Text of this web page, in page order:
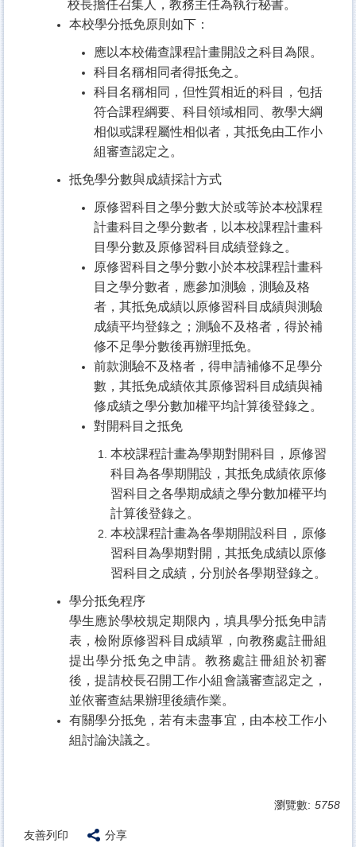
校長擔任召集人，教務主任為執行秘書。
本校學分抵免原則如下：
應以本校備查課程計畫開設之科目為限。
科目名稱相同者得抵免之。
科目名稱相同，但性質相近的科目，包括
符合課程綱要、科目領域相同、教學大綱
相似或課程屬性相似者，其抵免由工作小
組審查認定之。
抵免學分數與成績採計方式
原修習科目之學分數大於或等於本校課程
計畫科目之學分數者，以本校課程計畫科
目學分數及原修習科目成績登錄之。
原修習科目之學分數小於本校課程計畫科
目之學分數者，應參加測驗，測驗及格
者，其抵免成績以原修習科目成績與測驗
成績平均登錄之；測驗不及格者，得於補
修不足學分數後再辦理抵免。
前款測驗不及格者，得申請補修不足學分
數，其抵免成績依其原修習科目成績與補
修成績之學分數加權平均計算後登錄之。
對開科目之抵免
本校課程計畫為學期對開科目，原修習
科目為各學期開設，其抵免成績依原修
習科目之各學期成績之學分數加權平均
計算後登錄之。
本校課程計畫為各學期開設科目，原修
習科目為學期對開，其抵免成績以原修
習科目之成績，分別於各學期登錄之。
學分抵免程序
學生應於學校規定期限內，填具學分抵免申請
表，檢附原修習科目成績單，向教務處註冊組
提出學分抵免之申請。教務處註冊組於初審
後，提請校長召開工作小組會議審查認定之，
並依審查結果辦理後續作業。
有關學分抵免，若有未盡事宜，由本校工作小
組討論決議之。
瀏覽數: 5758
友善列印 分享